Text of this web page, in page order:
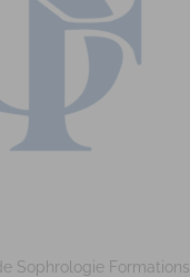
Sophrologie Formations